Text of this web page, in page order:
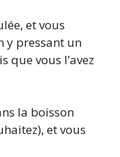
et vous
y pressant un
que vous l’avez
la boisson
et vous